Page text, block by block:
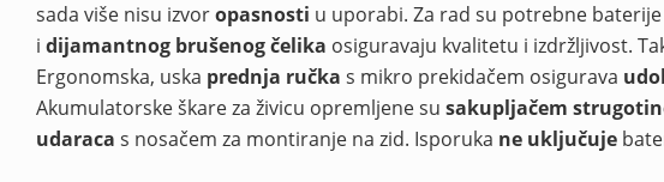
sada više nisu izvoropasnosti u uporabi. Za rad su potrebne baterije
i dijamantnog brušenog čelika osiguravaju kvalitetu i izdržljivost.
Ergonomska, uska prednja ručka s mikro prekidačem osigurava
Akumulatorske škare za živicu opremljene su sakupljačem
udaraca s nosačem za montiranje na zid. Isporuka ne uključuje